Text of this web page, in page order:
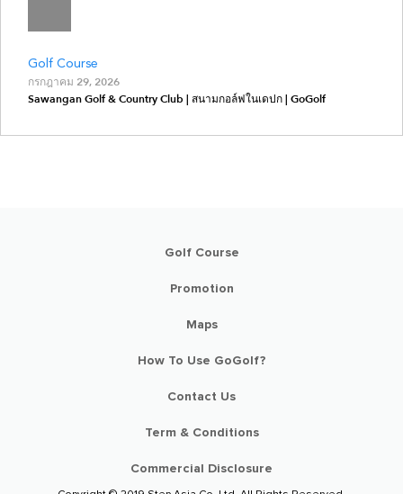
Golf Course
กรกฎาคม 29, 2026
Sawangan Golf & Country Club | สนามกอล์ฟในเดปก | GoGolf
Golf Course
Promotion
Maps
How To Use GoGolf?
Contact Us
Term & Conditions
Commercial Disclosure